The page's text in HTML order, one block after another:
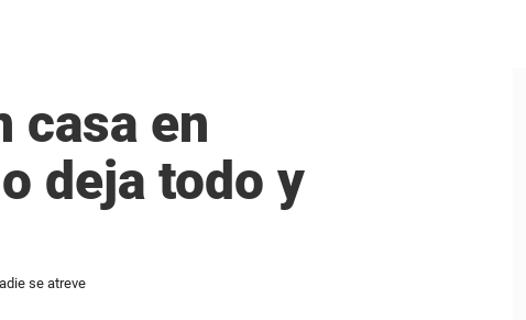
casa en
deja todo y
se atreve